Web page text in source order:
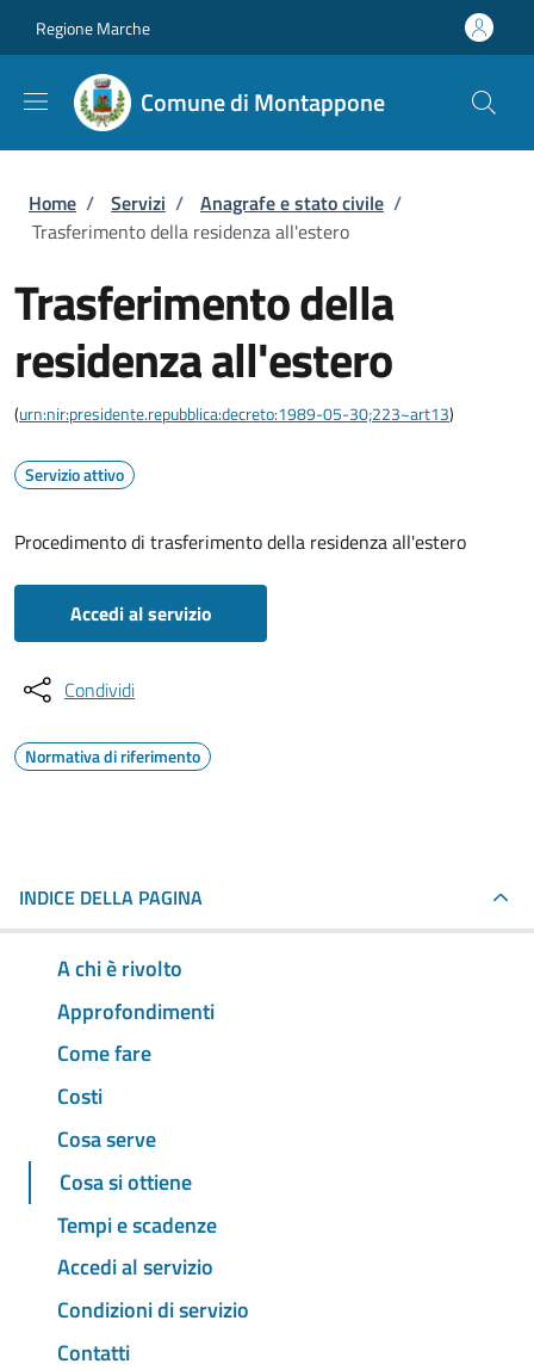
Regione Marche
Comune di Montappone
Briciole di pane
Home / Servizi / Anagrafe e stato civile /
Trasferimento della residenza all'estero
Trasferimento della
residenza all'estero
(urn:nir:presidente.repubblica:decreto:1989-05-30;223~art13)
Servizio attivo
Procedimento di trasferimento della residenza all'estero
Accedi al servizio
Condividi
Normativa di riferimento
INDICE DELLA PAGINA
A chi è rivolto
Approfondimenti
Come fare
Costi
Cosa serve
Cosa si ottiene
Tempi e scadenze
Accedi al servizio
Condizioni di servizio
Contatti